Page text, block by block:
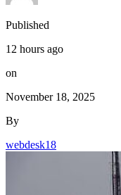
Published
12 hours ago
on
November 18, 2025
By
webdesk18